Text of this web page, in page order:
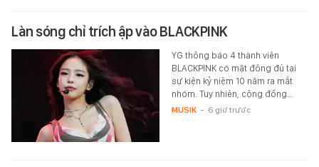
Làn sóng chỉ trích ập vào BLACKPINK
YG thông báo 4 thành viên
BLACKPINK có mặt đông đủ tại
sự kiện kỷ niệm 10 năm ra mắt
nhóm. Tuy nhiên, cộng đồng…
MUSIK - 6 giờ trước